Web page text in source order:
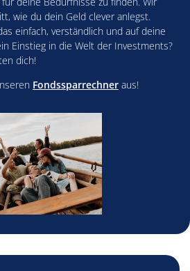
wie du dein Geld clever anlegst.
einfach, verständlich und auf deine
Einstieg in die Welt der Investments?
dich!
Fondssparrechner aus!